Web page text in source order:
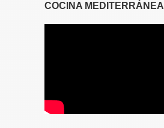
COCINA MEDITERRÁNEA